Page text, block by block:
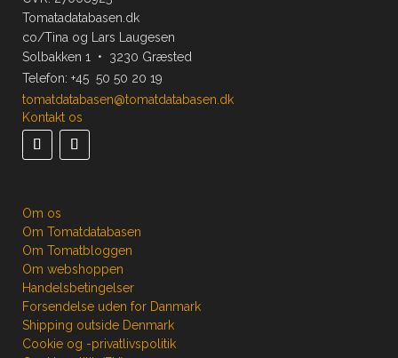
Tomatadatabasen.dk
co/Tina og Lars Laugesen
Solbakken 1 • 3230 Græsted
Telefon: +45 50 50 20 19
tomatdatabasen@tomatdatabasen.dk
Kontakt os
Om os
Om Tomatdatabasen
Om Tomatbloggen
Om webshoppen
Handelsbetingelser
Forsendelse uden for Danmark
Shipping outside Denmark
Cookie og -privatlivspolitik